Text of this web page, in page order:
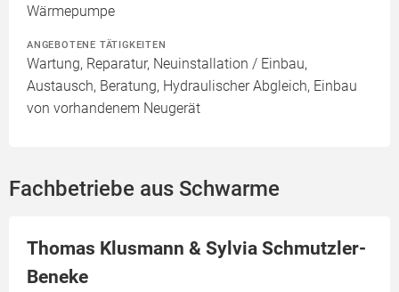
Wärmepumpe
ANGEBOTENE TÄTIGKEITEN
Wartung, Reparatur, Neuinstallation / Einbau,
Austausch, Beratung, Hydraulischer Abgleich, Einbau
von vorhandenem Neugerät
Fachbetriebe aus Schwarme
Thomas Klusmann & Sylvia Schmutzler-
Beneke